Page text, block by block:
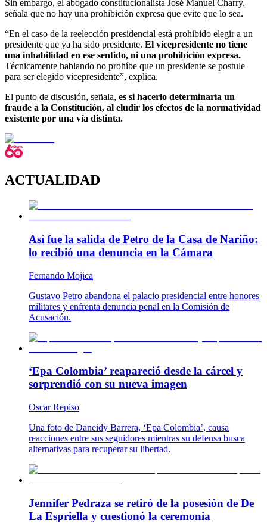
Sin embargo, el abogado constitucionalista José Manuel Charry,
señala que no hay una prohibición expresa que evite que lo sea.
“En el caso de la reelección presidencial está prohibido elegir a un
presidente que ya ha sido presidente. El vicepresidente no tiene
una inhabilidad en ese sentido, ni una prohibición expresa.
Técnicamente hablando no prohíbe que un presidente se postule
para ser elegido vicepresidente”, explica.
El punto de discusión, señala, es si hacerlo determinaría un
fraude a la Constitución, al eludir los efectos de la normatividad
existente por una vía distinta.
ACTUALIDAD
Así fue la salida de Petro de la Casa de Nariño:
lo recibió una denuncia en la Cámara
Fernando Mojica
Gustavo Petro abandona el palacio presidencial entre honores
militares y enfrenta denuncia penal en la Comisión de
Acusación.
‘Epa Colombia’ reapareció desde la cárcel y
sorprendió con su nueva imagen
Oscar Repiso
Una foto de Daneidy Barrera, ‘Epa Colombia’, causa
reacciones entre sus seguidores mientras su defensa busca
alternativas para recuperar su libertad.
Jennifer Pedraza se retiró de la posesión de De
La Espriella y cuestionó la ceremonia